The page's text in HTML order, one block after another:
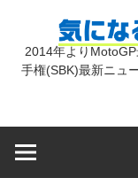
2014年より
手権(SBK)最新ニュ